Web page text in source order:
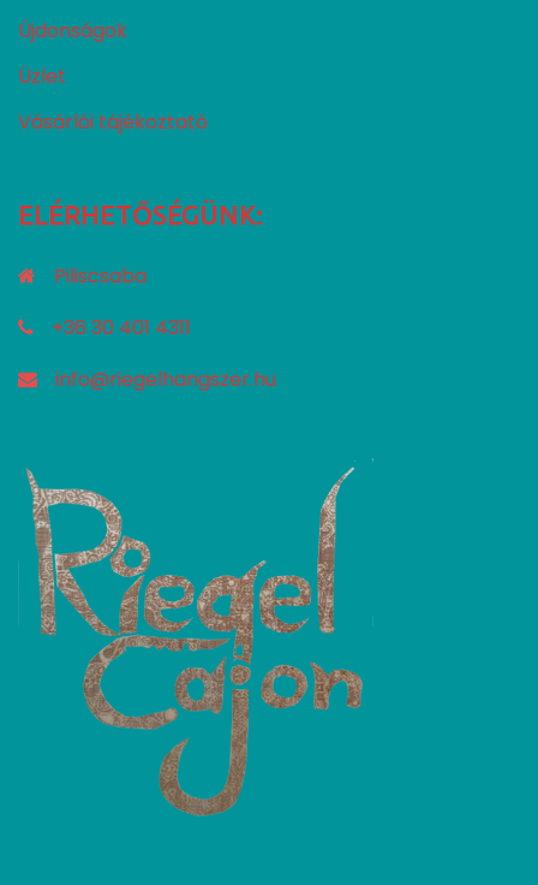
Újdonságok
Üzlet
Vásárlói tájékoztató
ELÉRHETŐSÉGÜNK:
Piliscsaba
+36 30 401 4311
info@riegelhangszer.hu